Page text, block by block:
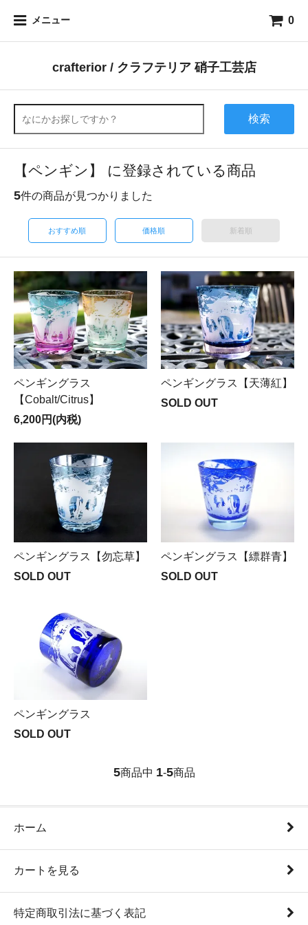
メニュー 0
crafterior / クラフテリア 硝子工芸店
検索
【ペンギン】 に登録されている商品
5件の商品が見つかりました
おすすめ順 価格順 新着順
ペンギングラス
【Cobalt/Citrus】
6,200円(内税)
ペンギングラス【天薄紅】
SOLD OUT
ペンギングラス【勿忘草】
SOLD OUT
ペンギングラス【縹群青】
SOLD OUT
ペンギングラス
SOLD OUT
5商品中 1-5商品
ホーム
カートを見る
特定商取引法に基づく表記